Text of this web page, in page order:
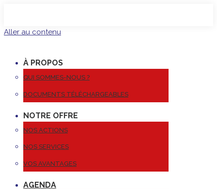
Aller au contenu
À PROPOS
QUI SOMMES-NOUS ?
DOCUMENTS TÉLÉCHARGEABLES
NOTRE OFFRE
NOS ACTIONS
NOS SERVICES
VOS AVANTAGES
AGENDA